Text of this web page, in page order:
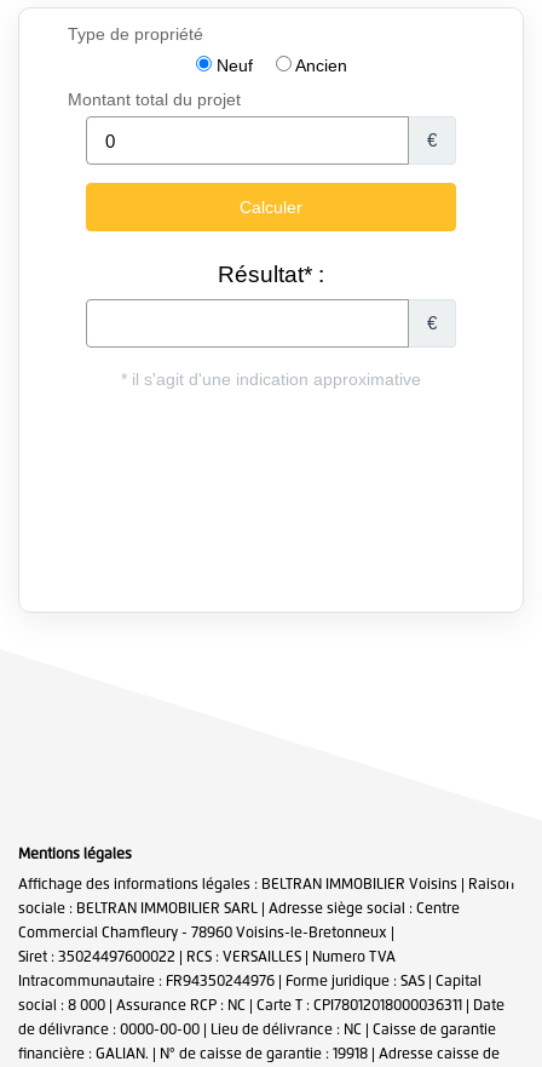
Mentions légales
Affichage des informations légales : BELTRAN IMMOBILIER Voisins | Raison
sociale : BELTRAN IMMOBILIER SARL | Adresse siège social : Centre
Commercial Chamfleury - 78960 Voisins-le-Bretonneux |
Siret : 35024497600022 | RCS : VERSAILLES | Numero TVA
Intracommunautaire : FR94350244976 | Forme juridique : SAS | Capital
social : 8 000 | Assurance RCP : NC | Carte T : CPI78012018000036311 | Date
de délivrance : 0000-00-00 | Lieu de délivrance : NC | Caisse de garantie
financière : GALIAN. | N° de caisse de garantie : 19918 | Adresse caisse de